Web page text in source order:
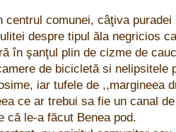
centrul comunei, câţiva
despre tipul ăla negricios
în şanţul plin de cizme de
de bicicletă si nelipsitele
iar tufele de ,,margineea
ce ar trebui sa fie un canal
că le-a făcut Benea pod.